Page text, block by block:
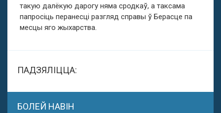
такую далёкую дарогу няма сродкаў, а таксама
папросіць перанесці разгляд справы ў Берасце па
месцы яго жыхарства.
ПАДЗЯЛІЦЦА:
БОЛЕЙ НАВІН